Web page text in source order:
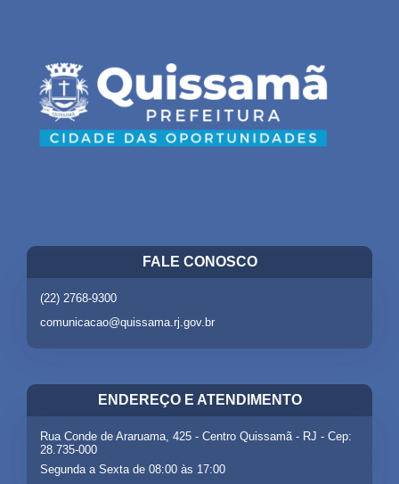
FALE CONOSCO
(22) 2768-9300
comunicacao@quissama.rj.gov.br
ENDEREÇO E ATENDIMENTO
Rua Conde de Araruama, 425 - Centro Quissamã - RJ - Cep:
28.735-000
Segunda a Sexta de 08:00 às 17:00